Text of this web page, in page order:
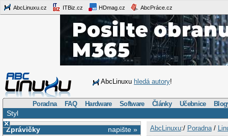
AbcLinuxu.cz ITBiz.cz HDmag.cz AbcPráce.cz
AbcLinuxu hledá autory!
Poradna FAQ Hardware Software Články Učebnice
Styl
×
napište »
Zprávičky
AbcLinuxu:/ Poradna/